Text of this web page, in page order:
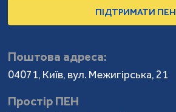
ПІДТРИМАТИ ПЕН
Поштова адреса:
04071, Київ, вул. Межигірська, 21
Простір ПЕН